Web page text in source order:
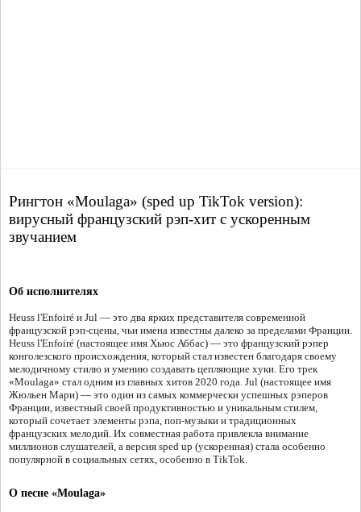
Рингтон «Moulaga» (sped up TikTok version):
вирусный французский рэп-хит с ускоренным
звучанием
Об исполнителях
Heuss l'Enfoiré и Jul — это два ярких представителя современной
французской рэп-сцены, чьи имена известны далеко за пределами Франции.
Heuss l'Enfoiré (настоящее имя Хьюс Аббас) — это французский рэпер
конголезского происхождения, который стал известен благодаря своему
мелодичному стилю и умению создавать цепляющие хуки. Его трек
«Moulaga» стал одним из главных хитов 2020 года. Jul (настоящее имя
Жюльен Мари) — это один из самых коммерчески успешных рэперов
Франции, известный своей продуктивностью и уникальным стилем,
который сочетает элементы рэпа, поп-музыки и традиционных
французских мелодий. Их совместная работа привлекла внимание
миллионов слушателей, а версия sped up (ускоренная) стала особенно
популярной в социальных сетях, особенно в TikTok.
О песне «Moulaga»